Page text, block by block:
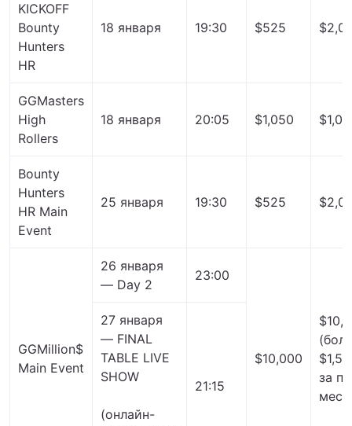
KICKOFF
Bounty
Hunters
HR
18 января 19:30 $525
GGMasters
High
Rollers
18 января 20:05 $1,050
Bounty
Hunters
HR Main
Event
25 января 19:30 $525
GGMillion$
Main Event
26 января
— Day 2
23:00
$10,000
за
27 января
— FINAL
TABLE LIVE
SHOW
(онлайн-
21:15